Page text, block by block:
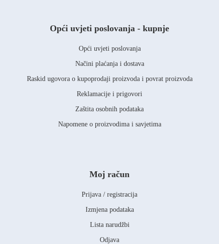
Opći uvjeti poslovanja - kupnje
Opći uvjeti poslovanja
Načini plaćanja i dostava
Raskid ugovora o kupoprodaji proizvoda i povrat proizvoda
Reklamacije i prigovori
Zaštita osobnih podataka
Napomene o proizvodima i savjetima
Moj račun
Prijava / registracija
Izmjena podataka
Lista narudžbi
Odjava